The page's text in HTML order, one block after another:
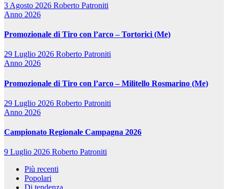
3 Agosto 2026 Roberto Patroniti
Anno 2026
Promozionale di Tiro con l’arco – Tortorici (Me)
29 Luglio 2026 Roberto Patroniti
Anno 2026
Promozionale di Tiro con l’arco – Militello Rosmarino (Me)
29 Luglio 2026 Roberto Patroniti
Anno 2026
Campionato Regionale Campagna 2026
9 Luglio 2026 Roberto Patroniti
Più recenti
Popolari